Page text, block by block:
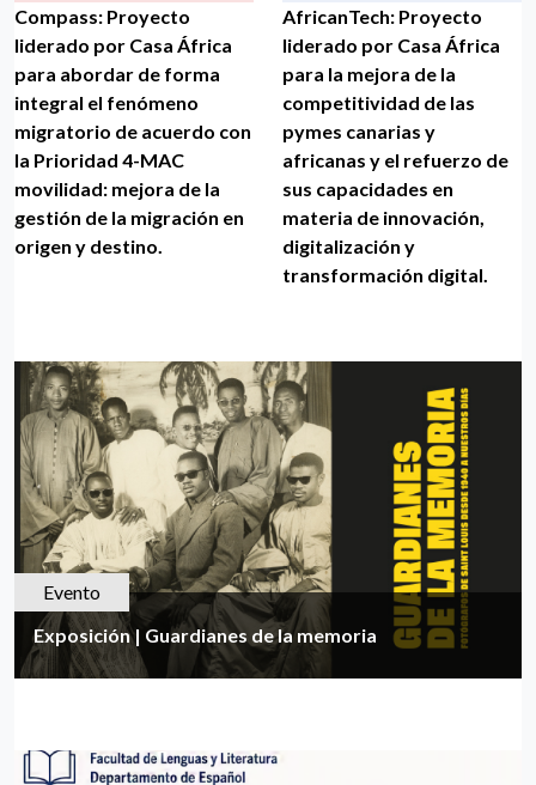
Compass: Proyecto
liderado por Casa África
para abordar de forma
integral el fenómeno
migratorio de acuerdo con
la Prioridad 4-MAC
movilidad: mejora de la
gestión de la migración en
origen y destino.
AfricanTech: Proyecto
liderado por Casa África
para la mejora de la
competitividad de las
pymes canarias y
africanas y el refuerzo de
sus capacidades en
materia de innovación,
digitalización y
transformación digital.
Exposición | Guardianes de la memoria
Evento